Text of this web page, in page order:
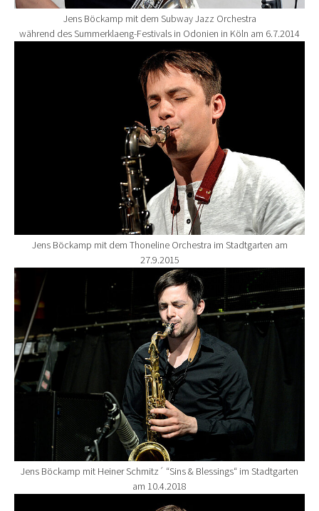
Jens Böckamp mit dem Subway Jazz Orchestra
während des Summerklaeng-Festivals in Odonien in Köln am 6.7.2014
Jens Böckamp mit dem Thoneline Orchestra im Stadtgarten am
27.9.2015
Show larger version for:
Jens Böckamp mit Heiner Schmitz´ “Sins & Blessings“ im Stadtgarten
am 10.4.2018